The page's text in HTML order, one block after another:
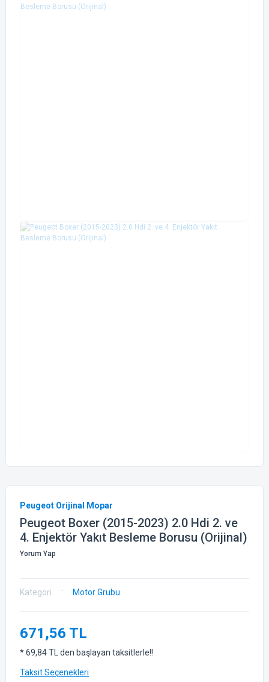
Peugeot Orijinal Mopar
Peugeot Boxer (2015-2023) 2.0 Hdi 2. ve
4. Enjektör Yakıt Besleme Borusu (Orijinal)
Yorum Yap
Kategori Motor Grubu
671,56 TL
* 69,84 TL den başlayan taksitlerle!!
Taksit Seçenekleri